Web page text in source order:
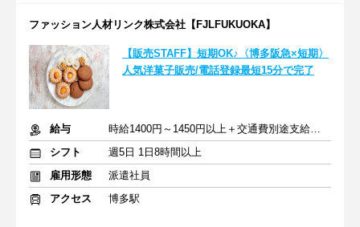
ファッション人材リンク株式会社【FJLFUKUOKA】
【販売STAFF】短期OK♪〈博多阪急×短期〉
人気洋菓子販売/電話登録最短15分で完了
給与
時給1400円～1450円以上＋交通費別途支給あり
シフト
週5日 1日8時間以上
雇用形態
派遣社員
アクセス
博多駅